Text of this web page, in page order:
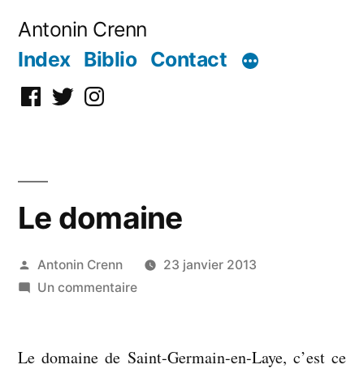
Antonin Crenn
Index Biblio Contact
Facebook
TwitterInstagram
Le domaine
Publié
par
Antonin Crenn
23 janvier 2013
Un commentairesur
Le domaine de Saint-Germain-en-Laye, c’est ce